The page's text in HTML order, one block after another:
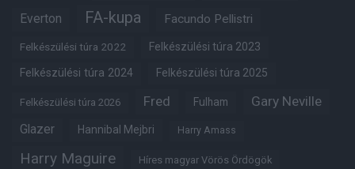
Everton FA-kupa Facundo Pellistri
Felkészülési túra 2022 Felkészülési túra 2023
Felkészülési túra 2024 Felkészülési túra 2025
Felkészülési túra 2026 Fred Fulham Gary Neville
Glazer Hannibal Mejbri Harry Amass
Harry Maguire Híres magyar Vörös Ördögök